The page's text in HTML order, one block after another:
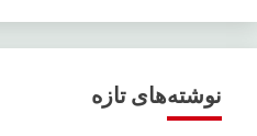
نوشته‌های تازه